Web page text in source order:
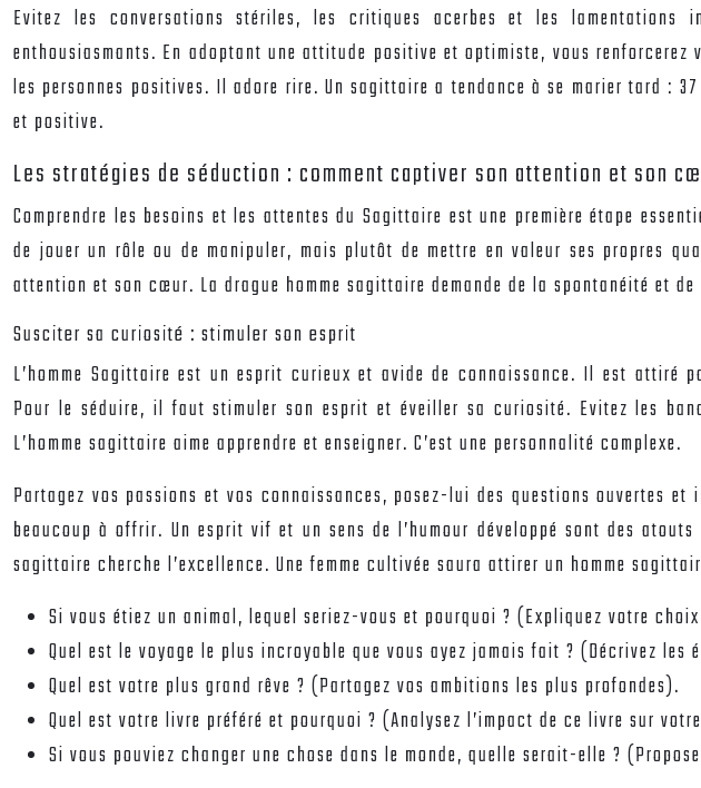
Evitez les conversations stériles, les critiques acerbes et les lamentations
enthousiasmants. En adoptant une attitude positive et optimiste, vous
les personnes positives. Il adore rire. Un sagittaire a tendance à se marier tard :
et positive.
Les stratégies de séduction : comment captiver son attention et son
Comprendre les besoins et les attentes du Sagittaire est une première étape
de jouer un rôle ou de manipuler, mais plutôt de mettre en valeur ses propres
attention et son cœur. La drague homme sagittaire demande de la spontanéité et
Susciter sa curiosité : stimuler son esprit
L’homme Sagittaire est un esprit curieux et avide de connaissance. Il est attiré
Pour le séduire, il faut stimuler son esprit et éveiller sa curiosité. Evitez les
L’homme sagittaire aime apprendre et enseigner. C’est une personnalité complexe.
Partagez vos passions et vos connaissances, posez-lui des questions ouvertes
beaucoup à offrir. Un esprit vif et un sens de l’humour développé sont des
sagittaire cherche l’excellence. Une femme cultivée saura attirer un homme
Si vous étiez un animal, lequel seriez-vous et pourquoi ? (Expliquez votre
Quel est le voyage le plus incroyable que vous ayez jamais fait ? (Décrivez les
Quel est votre plus grand rêve ? (Partagez vos ambitions les plus profondes).
Quel est votre livre préféré et pourquoi ? (Analysez l’impact de ce livre sur
Si vous pouviez changer une chose dans le monde, quelle serait-elle ?